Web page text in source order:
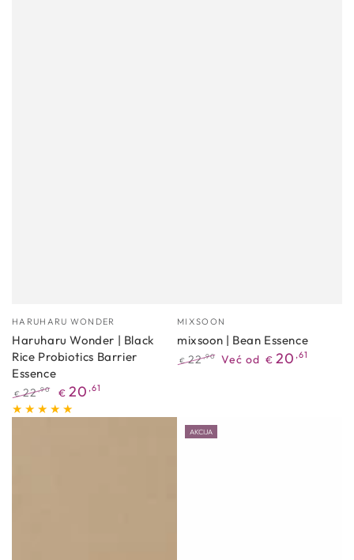
Proizvođać
HARUHARU WONDER
Haruharu Wonder | Black
Rice Probiotics Barrier
Essence
Redovna
€ 22,90
Akcijska
€ 20 ,61
Proizvođać
MIXSOON
mixsoon | Bean Essence
€ 22,90 Već od € 20 ,61
AKCIJA